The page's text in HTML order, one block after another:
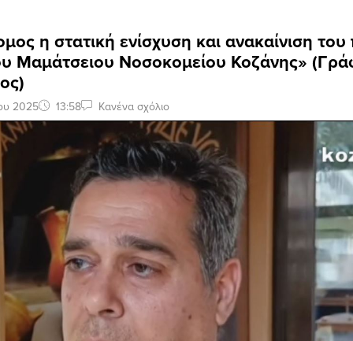
η στατική ενίσχυση και ανακαίνιση του
Μαμάτσειου Νοσοκομείου Κοζάνης»
2025 13:58 Κανένα σχόλιο